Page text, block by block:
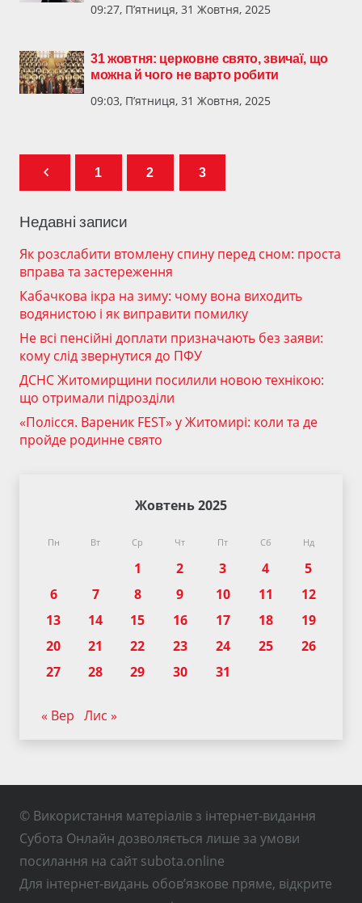
09:27, П’ятниця, 31 Жовтня, 2025
31 жовтня: церковне свято, звичаї, що
можна й чого не варто робити
09:03, П’ятниця, 31 Жовтня, 2025
1 2 3
Недавні записи
Як розслабити втомлену спину перед сном: проста
вправа та застереження
Кабачкова ікра на зиму: чому вона виходить
водянистою і як виправити помилку
Не всі пенсійні доплати призначають без заяви:
кому слід звернутися до ПФУ
ДСНС Житомирщини посилили новою технікою:
що отримали підрозділи
«Полісся. Вареник FEST» у Житомирі: коли та де
пройде родинне свято
Жовтень 2025
Пн Вт Ср Чт Пт Сб Нд
1 2 3 4
5
6
7 8 9 10 11
12
13
14 15 16 17 18
19
20
21 22 23 24 25
26
27
28 29 30 31
« Вер Лис »
© Використання матеріалів з інтернет-видання
Субота Онлайн дозволяється лише за умови
посилання на сайт subota.online
Для інтернет-видань обов’язкове пряме, відкрите